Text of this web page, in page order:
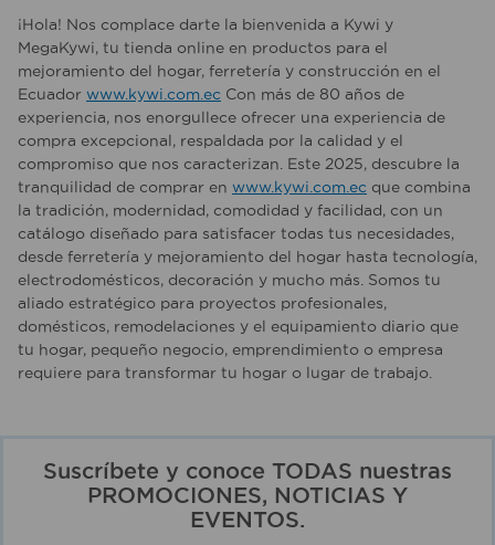
¡Hola! Nos complace darte la bienvenida a Kywi y
MegaKywi, tu tienda online en productos para el
mejoramiento del hogar, ferretería y construcción en el
Ecuador www.kywi.com.ec Con más de 80 años de
experiencia, nos enorgullece ofrecer una experiencia de
compra excepcional, respaldada por la calidad y el
compromiso que nos caracterizan. Este 2025, descubre la
tranquilidad de comprar en www.kywi.com.ec que combina
la tradición, modernidad, comodidad y facilidad, con un
catálogo diseñado para satisfacer todas tus necesidades,
desde ferretería y mejoramiento del hogar hasta tecnología,
electrodomésticos, decoración y mucho más. Somos tu
aliado estratégico para proyectos profesionales,
domésticos, remodelaciones y el equipamiento diario que
tu hogar, pequeño negocio, emprendimiento o empresa
requiere para transformar tu hogar o lugar de trabajo.
Suscríbete y conoce TODAS nuestras
PROMOCIONES, NOTICIAS Y
EVENTOS.